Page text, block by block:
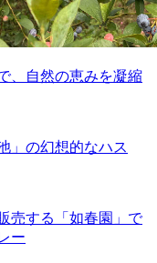
、自然の恵みを凝縮
」の幻想的なハス
売する「如春園」で
ー